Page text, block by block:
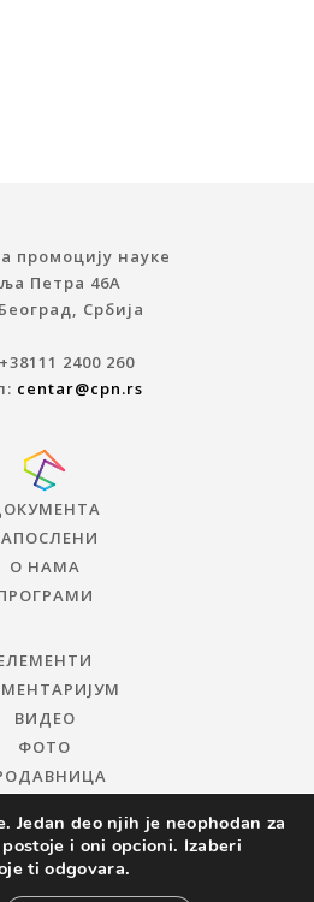
промоцију науке
Петра 46A
Србија
2400 260
centar@cpn.rs
О НАМА
ВИДЕО
ФОТО
Jedan deo njih je neophodan za
i oni opcioni. Izaberi
ti odgovara.